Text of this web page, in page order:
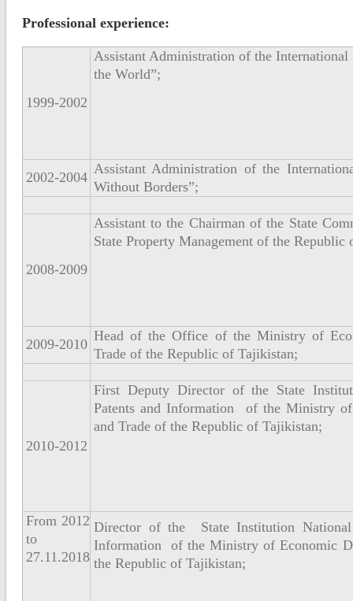
Professional experience:
1999-2002
Assistant Administration of the
the World”;
2002-2004
Assistant Administration of the
Without Borders”;
2008-2009
Assistant to the Chairman of the State
State Property Management of the Republic
2009-2010
Head of the Office of the Ministry of
Trade of the Republic of Tajikistan;
2010-2012
First Deputy Director of the State
Patents and Information of the Ministry
and Trade of the Republic of Tajikistan;
From 2012
to
27.11.2018
Director of the State Institution
Information of the Ministry of Economic
the Republic of Tajikistan;